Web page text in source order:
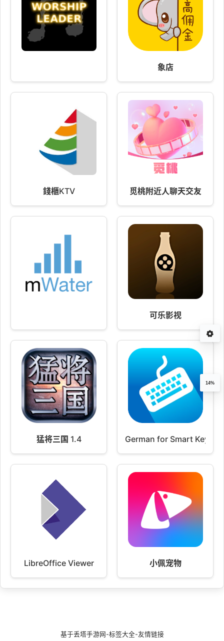
象店
錢櫃KTV 觅桃附近人聊天交友
可乐影视
猛将三国 1.4 German for Smart
LibreOffice Viewer 小佩宠物
14%
基于丢塔手游网 -标签大全-友情链接